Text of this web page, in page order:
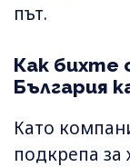
път.
Как бихте
България
Като
подкрепа за